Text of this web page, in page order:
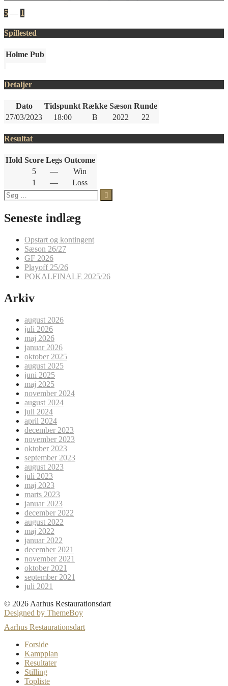
5 — 1
Spillested
Holme Pub
Detaljer
Dato Tidspunkt Række Sæson Runde
27/03/2023
18:00 B 2022 22
Resultat
Hold Score Legs Outcome
5
—
Win
1
—
Loss
Søg
efter:
Seneste indlæg
Opstart og kontingent
Sæson 26/27
GF 2026
Playoff 25/26
POKALFINALE 2025/26
Arkiv
august 2026
juli 2026
maj 2026
januar 2026
oktober 2025
august 2025
juni 2025
maj 2025
november 2024
august 2024
juli 2024
april 2024
december 2023
november 2023
oktober 2023
september 2023
august 2023
juli 2023
maj 2023
marts 2023
januar 2023
december 2022
august 2022
maj 2022
januar 2022
december 2021
november 2021
oktober 2021
september 2021
juli 2021
© 2026 Aarhus Restaurationsdart
Designed by ThemeBoy
Aarhus Restaurationsdart
Forside
Kampplan
Resultater
Stilling
Topliste